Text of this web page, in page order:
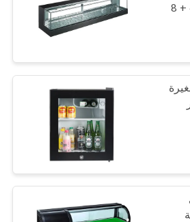
التجارية
التجميد
الأعلى شقة + 2 ℃ ~ + 8